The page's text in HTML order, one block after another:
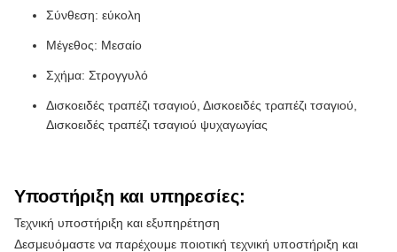
Σύνθεση: εύκολη
Μέγεθος: Μεσαίο
Σχήμα: Στρογγυλό
Δισκοειδές τραπέζι τσαγιού, Δισκοειδές τραπέζι τσαγιού,
Δισκοειδές τραπέζι τσαγιού ψυχαγωγίας
Υποστήριξη και υπηρεσίες:
Τεχνική υποστήριξη και εξυπηρέτηση
Δεσμευόμαστε να παρέχουμε ποιοτική τεχνική υποστήριξη και